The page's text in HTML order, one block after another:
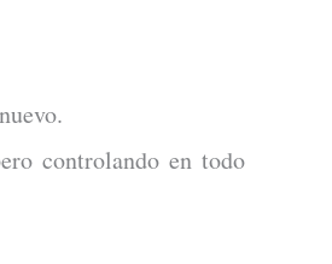
controlando en todo